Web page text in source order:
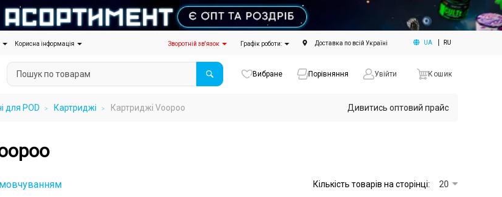
Корисна інформація Зворотній зв'язок Графік роботи: Доставка по всій Україні UA RU
Вибране Порівняння Увійти Кошик
для POD Картриджі Картриджі Voopoo Дивитись оптовий прайс
Кількість товарів на сторінці: 20